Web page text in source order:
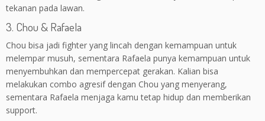
tekanan pada lawan.
3. Chou & Rafaela
Chou bisa jadi fighter yang lincah dengan kemampuan untuk
melempar musuh, sementara Rafaela punya kemampuan untuk
menyembuhkan dan mempercepat gerakan. Kalian bisa
melakukan combo agresif dengan Chou yang menyerang,
sementara Rafaela menjaga kamu tetap hidup dan memberikan
support.